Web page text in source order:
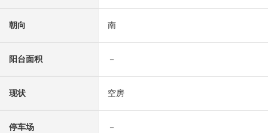
朝向 南
阳台面积 －
现状 空房
停车场 －